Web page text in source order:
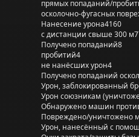
прямых попаданий/
осколочно-фугасных
Нанесение урона4160
с дистанции свыше 300 м
Получено попаданий8
пробитий4
не нанёсших урон4
Получено попаданий
Урон, заблокированный
Урон союзникам
Обнаружено машин
Повреждено/уничтожено
Урон, нанесённый с